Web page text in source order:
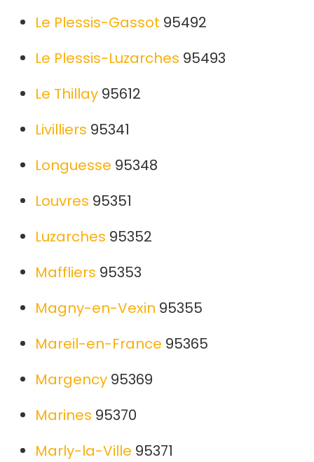
Le Plessis-Gassot 95492
Le Plessis-Luzarches 95493
Le Thillay 95612
Livilliers 95341
Longuesse 95348
Louvres 95351
Luzarches 95352
Maffliers 95353
Magny-en-Vexin 95355
Mareil-en-France 95365
Margency 95369
Marines 95370
Marly-la-Ville 95371